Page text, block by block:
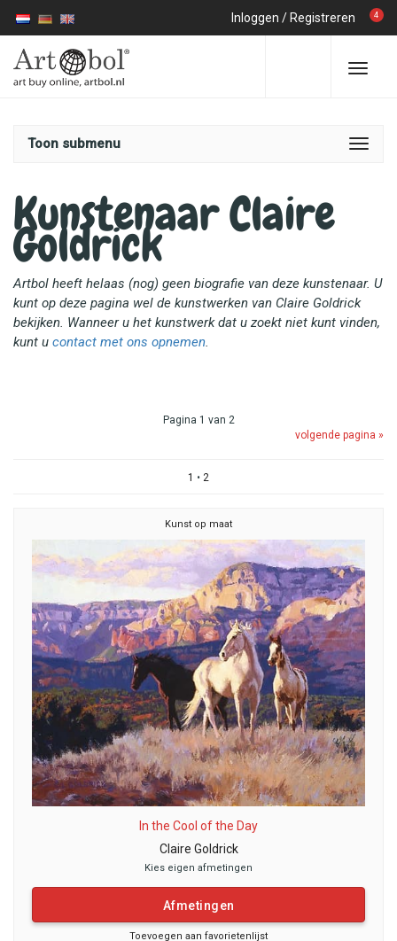
Inloggen / Registreren 4
Toon submenu
Kunstenaar Claire
Goldrick
Artbol heeft helaas (nog) geen biografie van deze kunstenaar. U
kunt op deze pagina wel de kunstwerken van Claire Goldrick
bekijken. Wanneer u het kunstwerk dat u zoekt niet kunt vinden,
kunt u contact met ons opnemen.
Pagina 1 van 2
volgende pagina »
1 • 2
Kunst op maat
In the Cool of the Day
Claire Goldrick
Kies eigen afmetingen
Afmetingen
Toevoegen aan favorietenlijst